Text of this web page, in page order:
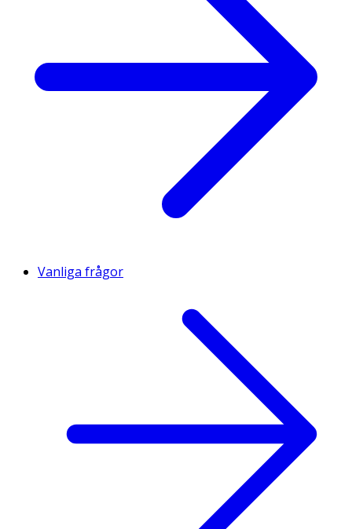
Vanliga frågor